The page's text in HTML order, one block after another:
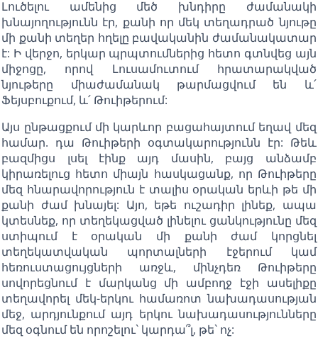
Լուծելու ամենից մեծ խնդիրը ժամանակի
խնայողությունն էր, քանի որ մեկ տեղադրած նյութը
մի քանի տեղեր հղելը բավականին ժամանակատար
է: Ի վերջո, երկար պրպտումներից հետո գտնվեց այն
միջոցը, որով Լուսամուտում հրատարակված
նյութերը միաժամանակ թարմացվում են և՛
Ֆեյսբուքում, և՛ Թուիթերում:
Այս ընթացքում մի կարևոր բացահայտում եղավ մեզ
համար. դա Թուիթերի օգտակարությունն էր: Թեև
բազմիցս լսել էինք այդ մասին, բայց անձամբ
կիրառելուց հետո միայն հասկացանք, որ Թուիթերը
մեզ հնարավորություն է տալիս օրական երևի թե մի
քանի ժամ խնայել: Այո, եթե ուշադիր լինեք, ապա
կտեսնեք, որ տեղեկացված լինելու ցանկությունը մեզ
ստիպում է օրական մի քանի ժամ կորցնել
տեղեկատվական պորտալների էջերում կամ
հեռուստացույցների առջև, մինչդեռ Թուիթերը
սովորեցնում է մարկանց մի ամբողջ էջի ասելիքը
տեղավորել մեկ-երկու համառոտ նախադասության
մեջ, արդյունքում այդ երկու նախադասությունները
մեզ օգնում են որոշելու` կարդա՞լ, թե` ոչ: